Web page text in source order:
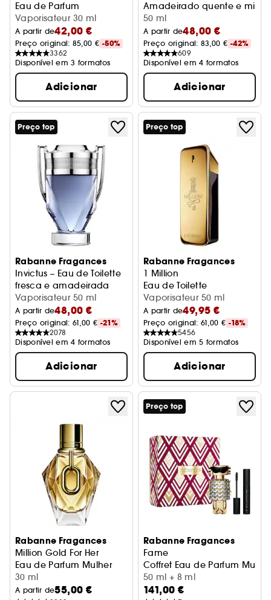
Eau de Parfum
Vaporisateur 30 ml
A partir de42,00 €
Preço original: 85,00 € -50%
3362
Disponível em 3 formatos
Adicionar
Amadeirado quente e
50 ml
A partir de48,00 €
Preço original: 83,00 € -42%
609
Disponível em 4 formatos
Adicionar
Preço top
Rabanne Fragances
Invictus – Eau de Toilette
fresca e amadeirada
Vaporisateur 50 ml
A partir de48,00 €
Preço original: 61,00 € -21%
2078
Disponível em 4 formatos
Adicionar
Preço top
Rabanne Fragances
1 Million
Eau de Toilette
Vaporisateur 50 ml
A partir de49,95 €
Preço original: 61,00 € -18%
5456
Disponível em 5 formatos
Adicionar
Rabanne Fragances
Million Gold For Her
Eau de Parfum Mulher
30 ml
A partir de55,00 €
Preço top
Rabanne Fragances
Fame
Coffret Eau de Parfum Mulher
50 ml + 8 ml
141,00 €